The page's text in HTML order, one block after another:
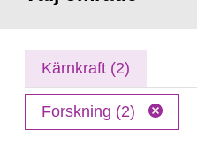
Kärnkraft (2)
Forskning (2)